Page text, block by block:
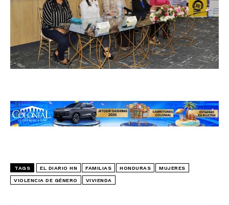
TAGS EL DIARIO HN FAMILIAS HONDURAS MUJERES
VIOLENCIA DE GÉNERO VIVIENDA